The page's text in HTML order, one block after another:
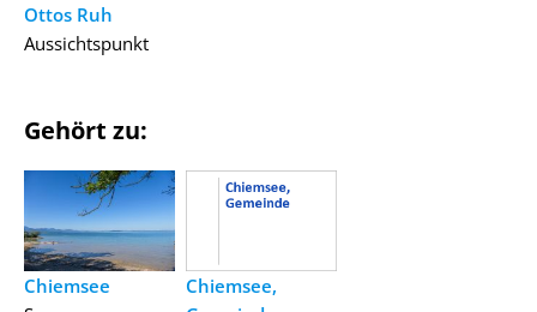
Ottos Ruh
Aussichtspunkt
Gehört zu:
Chiemsee
Chiemsee,